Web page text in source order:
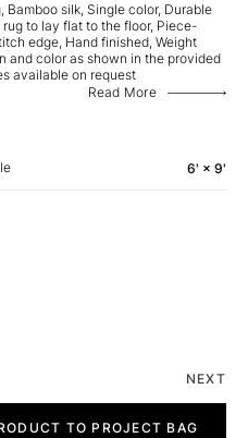
Bamboo silk, Single color, Durable
to lay flat to the floor, Piece-
edge, Hand finished, Weight
and color as shown in the provided
available on request
Read More
6' × 9'
NEXT
TO PROJECT BAG